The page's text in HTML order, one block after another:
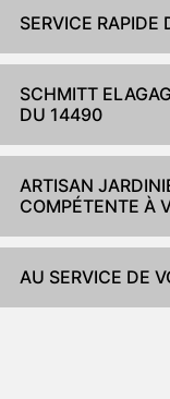
SERVICE RAPIDE
SCHMITT
DU 14490
ARTISAN
COMPÉTENTE À
AU SERVICE DE